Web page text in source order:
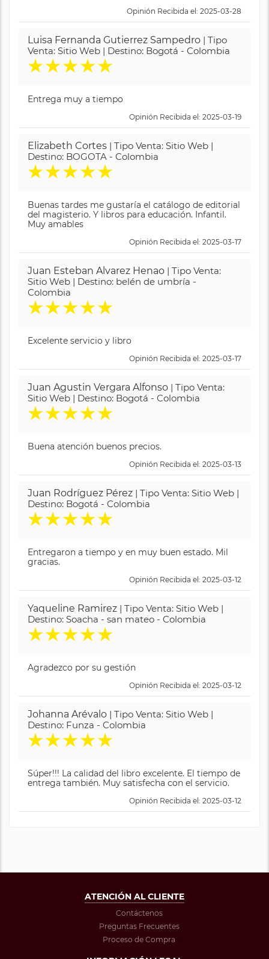
Opinión Recibida el: 2025-03-28
Luisa Fernanda Gutierrez Sampedro | Tipo
Venta: Sitio Web | Destino: Bogotá - Colombia
★★★★★
Entrega muy a tiempo
Opinión Recibida el: 2025-03-19
Elizabeth Cortes | Tipo Venta: Sitio Web |
Destino: BOGOTA - Colombia
★★★★★
Buenas tardes me gustaría el catálogo de editorial
del magisterio. Y libros para educación. Infantil.
Muy amables
Opinión Recibida el: 2025-03-17
Juan Esteban Alvarez Henao | Tipo Venta:
Sitio Web | Destino: belén de umbría -
Colombia
★★★★★
Excelente servicio y libro
Opinión Recibida el: 2025-03-17
Juan Agustin Vergara Alfonso | Tipo Venta:
Sitio Web | Destino: Bogotá - Colombia
★★★★★
Buena atención buenos precios.
Opinión Recibida el: 2025-03-13
Juan Rodríguez Pérez | Tipo Venta: Sitio Web |
Destino: Bogotá - Colombia
★★★★★
Entregaron a tiempo y en muy buen estado. Mil
gracias.
Opinión Recibida el: 2025-03-12
Yaqueline Ramirez | Tipo Venta: Sitio Web |
Destino: Soacha - san mateo - Colombia
★★★★★
Agradezco por su gestión
Opinión Recibida el: 2025-03-12
Johanna Arévalo | Tipo Venta: Sitio Web |
Destino: Funza - Colombia
★★★★★
Súper!!! La calidad del libro excelente. El tiempo de
entrega también. Muy satisfecha con el servicio.
Opinión Recibida el: 2025-03-12
ATENCIÓN AL CLIENTE
Contáctenos
Preguntas Frecuentes
Proceso de Compra